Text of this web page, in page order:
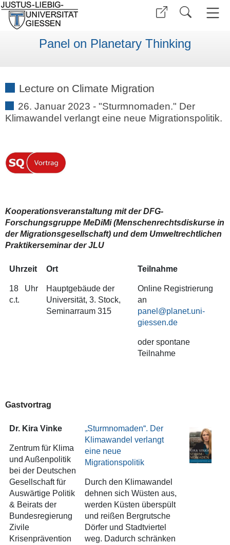
Panel on Planetary Thinking
Lecture on Climate Migration
26. Januar 2023 - "Sturmnomaden." Der
Klimawandel verlangt eine neue Migrationspolitik.
Kooperationsveranstaltung mit der DFG-
Forschungsgruppe MeDiMi (Menschenrechtsdiskurse in
der Migrationsgesellschaft) und dem Umweltrechtlichen
Praktikerseminar der JLU
Uhrzeit Ort Teilnahme
18 Uhr
c.t.
Hauptgebäude der
Universität, 3. Stock,
Seminarraum 315
Online Registrierung
an
panel@planet.uni-
giessen.de
oder spontane
Teilnahme
Gastvortrag
Dr. Kira Vinke
Zentrum für Klima
und Außenpolitik
bei der Deutschen
Gesellschaft für
Auswärtige Politik
& Beirats der
Bundesregierung
Zivile
Krisenprävention
„Sturmnomaden“. Der
Klimawandel verlangt
eine neue
Migrationspolitik
Durch den Klimawandel
dehnen sich Wüsten aus,
werden Küsten überspült
und reißen Bergrutsche
Dörfer und Stadtviertel
weg. Dadurch schränken